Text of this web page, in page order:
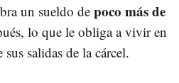
un sueldo de poco más de
lo que le obliga a vivir en
salidas de la cárcel.